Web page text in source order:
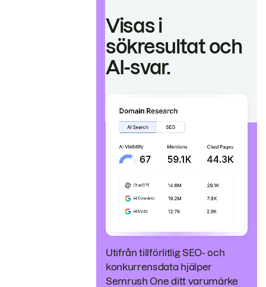
Visas i
sökresultat och
AI-svar.
Utifrån tillförlitlig SEO- och
konkurrensdata hjälper
Semrush One ditt varumärke